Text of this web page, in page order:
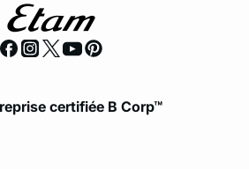
certifiée B Corp™